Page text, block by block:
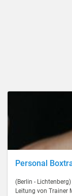
Personal
(Berlin -
Leitung von Trainer